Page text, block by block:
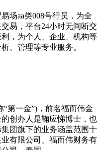
场aa类008号行员，为全
易，平台24小时无间断交
，为个人、企业、机构等
、管理等专业服务。
第一金”)，前名福而伟金
创办人是鞠应悌博士，也
团旗下的业务涵盖范围十
有限公司、福而伟财务有